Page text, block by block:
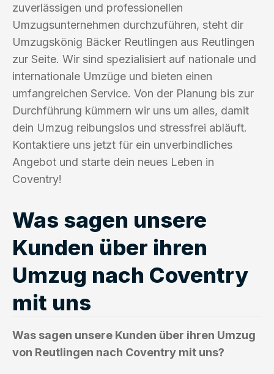
zuverlässigen und professionellen
Umzugsunternehmen durchzuführen, steht dir
Umzugskönig Bäcker Reutlingen aus Reutlingen
zur Seite. Wir sind spezialisiert auf nationale und
internationale Umzüge und bieten einen
umfangreichen Service. Von der Planung bis zur
Durchführung kümmern wir uns um alles, damit
dein Umzug reibungslos und stressfrei abläuft.
Kontaktiere uns jetzt für ein unverbindliches
Angebot und starte dein neues Leben in
Coventry!
Was sagen unsere
Kunden über ihren
Umzug nach Coventry
mit uns
Was sagen unsere Kunden über ihren Umzug
von Reutlingen nach Coventry mit uns?